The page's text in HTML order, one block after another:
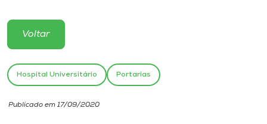
Atendimento ao Estudante
Portal de Ensino
Unoesc
Voltar
Hospital Universitário Portarias
Publicado em 17/09/2020